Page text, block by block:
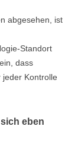
abgesehen, ist
Standort
dass
Kontrolle
eben